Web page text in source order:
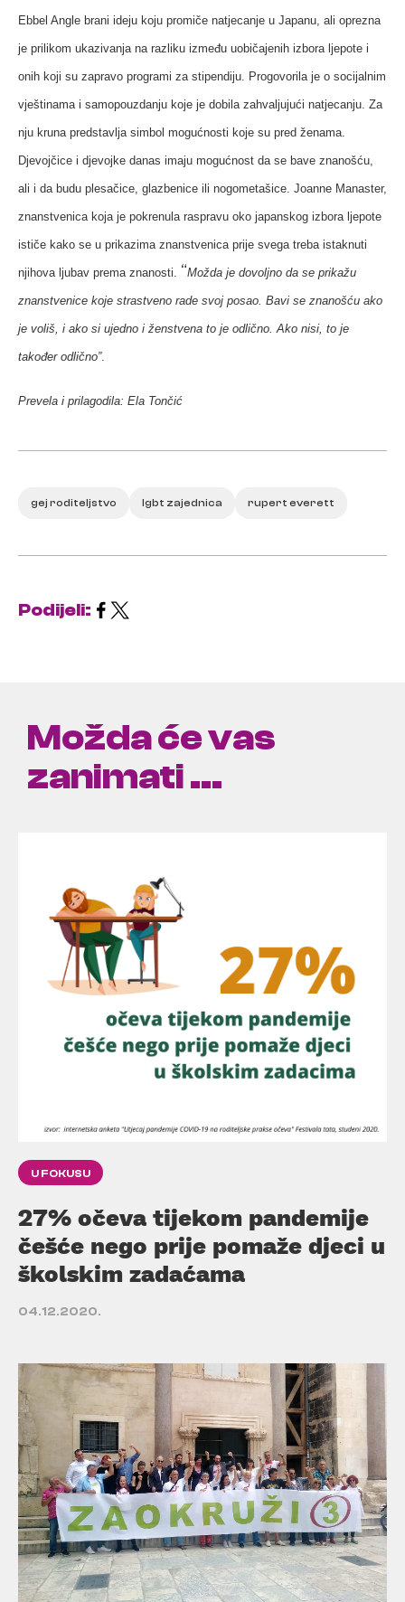
Ebbel Angle brani ideju koju promiče natjecanje u Japanu, ali oprezna
je prilikom ukazivanja na razliku između uobičajenih izbora ljepote i
onih koji su zapravo programi za stipendiju. Progovorila je o socijalnim
vještinama i samopouzdanju koje je dobila zahvaljujući natjecanju. Za
nju kruna predstavlja simbol mogućnosti koje su pred ženama.
Djevojčice i djevojke danas imaju mogućnost da se bave znanošću,
ali i da budu plesačice, glazbenice ili nogometašice. Joanne Manaster,
znanstvenica koja je pokrenula raspravu oko japanskog izbora ljepote
ističe kako se u prikazima znanstvenica prije svega treba istaknuti
njihova ljubav prema znanosti. “Možda je dovoljno da se prikažu
znanstvenice koje strastveno rade svoj posao. Bavi se znanošću ako
je voliš, i ako si ujedno i ženstvena to je odlično. Ako nisi, to je
također odlično”.
Prevela i prilagodila: Ela Tončić
gej roditeljstvo lgbt zajednica rupert everett
Podijeli:
Možda će vas
zanimati ...
U FOKUSU
27% očeva tijekom pandemije
češće nego prije pomaže djeci u
školskim zadaćama
04.12.2020.